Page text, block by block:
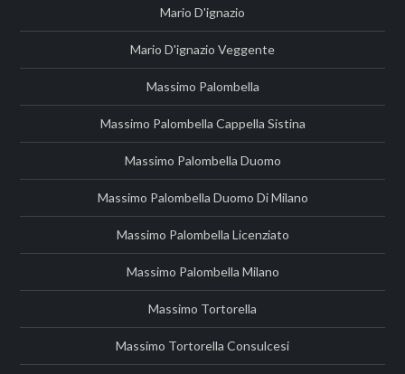
Mario D'ignazio
Mario D'ignazio Veggente
Massimo Palombella
Massimo Palombella Cappella Sistina
Massimo Palombella Duomo
Massimo Palombella Duomo Di Milano
Massimo Palombella Licenziato
Massimo Palombella Milano
Massimo Tortorella
Massimo Tortorella Consulcesi